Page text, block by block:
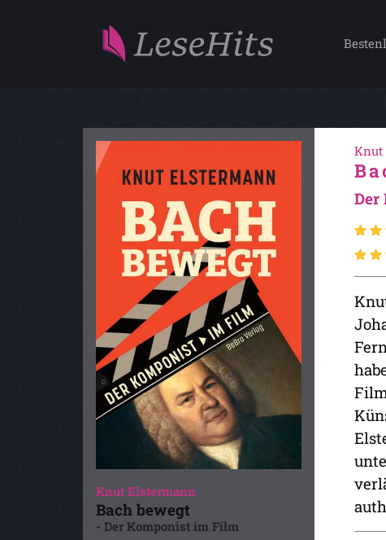
Knut Elstermann
Bach bewegt
- Der Komponist im Film
Knut
Der